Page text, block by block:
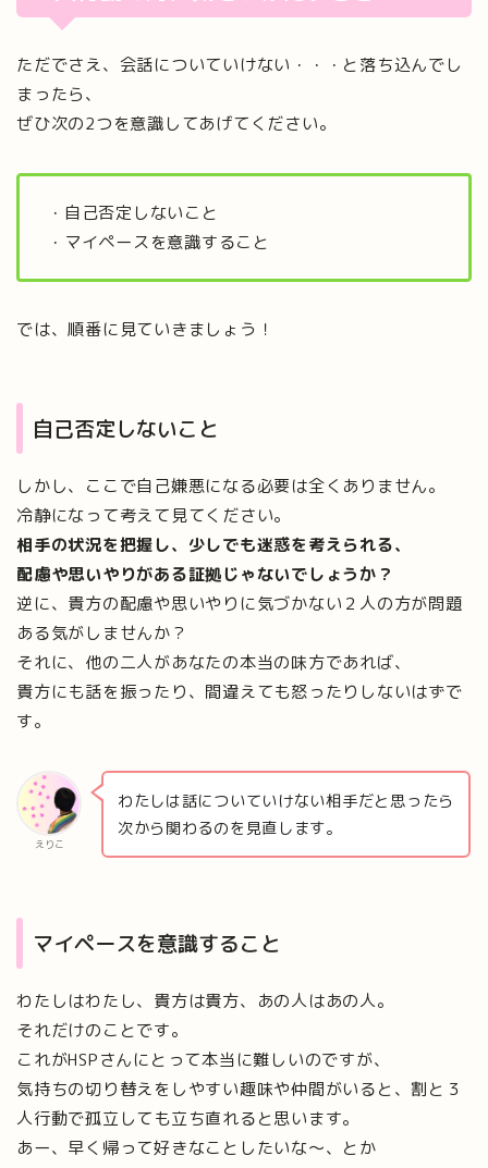
ただでさえ、会話についていけない・・・と落ち込んでし
まったら、
ぜひ次の2つを意識してあげてください。
・自己否定しないこと
・マイペースを意識すること
では、順番に見ていきましょう！
自己否定しないこと
しかし、ここで自己嫌悪になる必要は全くありません。
冷静になって考えて見てください。
相手の状況を把握し、少しでも迷惑を考えられる、
配慮や思いやりがある証拠じゃないでしょうか？
逆に、貴方の配慮や思いやりに気づかない２人の方が問題
ある気がしませんか？
それに、他の二人があなたの本当の味方であれば、
貴方にも話を振ったり、間違えても怒ったりしないはずで
す。
えりこ
わたしは話についていけない相手だと思ったら
次から関わるのを見直します。
マイペースを意識すること
わたしはわたし、貴方は貴方、あの人はあの人。
それだけのことです。
これがHSPさんにとって本当に難しいのですが、
気持ちの切り替えをしやすい趣味や仲間がいると、割と３
人行動で孤立しても立ち直れると思います。
あー、早く帰って好きなことしたいな〜、とか